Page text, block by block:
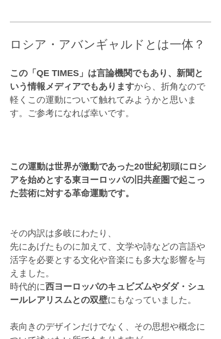
ロシア・アバンギャルドとは一体？
この「QE TIMES」は言論機関でもあり、新聞と
いう情報メディアでもありますから、折角なので
軽くこの運動について触れてみようかと思いま
す。ご参考になれば幸いです。
この運動は世界が激動であった20世紀初頭にロシ
アを始めとする東ヨーロッパの旧共産圏で起こっ
た芸術に対する革命運動です。
その内訳は多岐にわたり、
先にあげたものに加えて、文学や詩などの言語や
活字を必要とする文化や音楽にも多大な影響を与
えました。
時代的に西ヨーロッパのキュビズムやダダ・シュ
ールレアリスムとの双壁にもなっていました。
表向きのデザインだけでなく、その思想や概念に